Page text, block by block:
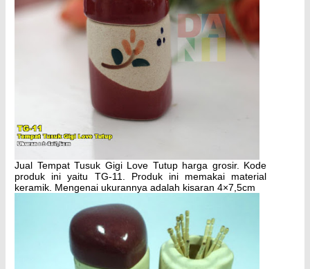
Jual Tempat Tusuk Gigi Love Tutup harga grosir. Kode
produk ini yaitu TG-11. Produk ini memakai material
keramik. Mengenai ukurannya adalah kisaran 4×7,5cm